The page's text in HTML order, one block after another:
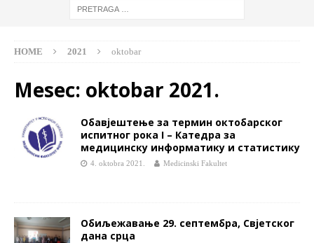
МЕДИЦИНСКИ ФАКУЛТЕТ УНИВЕРЗИТЕТА У ИСТОЧНОМ
HOME 2021 oktobar
Mesec: oktobar 2021.
Обавјештење за термин октобарског
испитног рока I – Катедра за
медицинску информатику и статистику
4. oktobra 2021. Medicinski Fakultet
Oбиљежавањe 29. септембра, Свјетског
дана срца